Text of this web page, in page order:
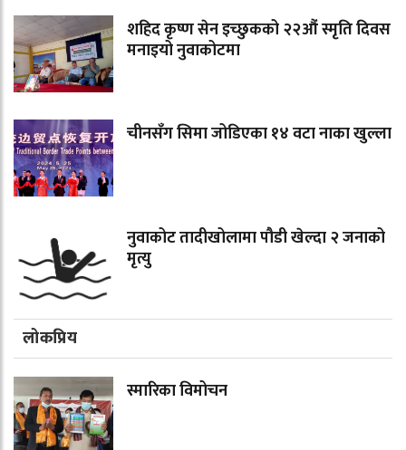
शहिद कृष्ण सेन इच्छुकको २२औं स्मृति दिवस
मनाइयो नुवाकोटमा
चीनसँग सिमा जोडिएका १४ वटा नाका खुल्ला
नुवाकोट तादीखोलामा पौडी खेल्दा २ जनाको
मृत्यु
लोकप्रिय
स्मारिका विमोचन